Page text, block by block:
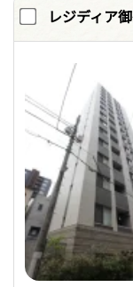
レジディア